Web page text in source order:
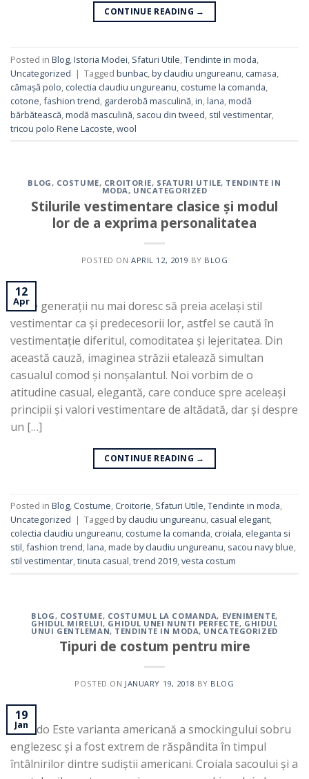
CONTINUE READING →
Posted in Blog Istoria Modei Sfaturi Utile Tendinte in moda
Uncategorized | Tagged bunbac by claudiu ungureanu camasa
cămașă polo colectia claudiu ungureanu costume la comanda
cotone fashion trend garderobă masculină in lana modă
bărbătească modă masculină sacou din tweed stil vestimentar
tricou polo Rene Lacoste wool
BLOG, COSTUME, CROITORIE, SFATURI UTILE, TENDINTE IN
MODA, UNCATEGORIZED
Stilurile vestimentare clasice și modul
lor de a exprima personalitatea
POSTED ONAPRIL 12, 2019 BY BLOG
12
Apr
Noile generații nu mai doresc să preia același stil
vestimentar ca și predecesorii lor, astfel se caută în
vestimentație diferitul, comoditatea și lejeritatea. Din
această cauză, imaginea străzii etalează simultan
casualul comod și nonșalantul. Noi vorbim de o
atitudine casual, elegantă, care conduce spre aceleași
principii și valori vestimentare de altădată, dar și despre
un […]
CONTINUE READING →
Posted in Blog, Costume, Croitorie, Sfaturi Utile,Tendinte in moda,
Uncategorized | Tagged by claudiu ungureanu, casual elegant,
colectia claudiu ungureanu, costume la comanda, croiala, eleganta si
stil,fashion trend,lana,made by claudiu ungureanu, sacou navy blue,
stil vestimentar,tinuta casual,trend 2019,vesta costum
BLOG , COSTUME, COSTUMUL LA COMANDA, EVENIMENTE,
GHIDUL MIRELUI, GHIDUL UNEI NUNTI PERFECTE, GHIDUL
UNUI GENTLEMAN, TENDINTE IN MODA, UNCATEGORIZED
Tipuri de costum pentru mire
POSTED ON JANUARY 19, 2018 BY BLOG
19
Jan
Tuxedo Este varianta americană a smockingului sobru
englezesc și a fost extrem de răspândita în timpul
întâlnirilor dintre sudiștii americani. Croiala sacoului și a